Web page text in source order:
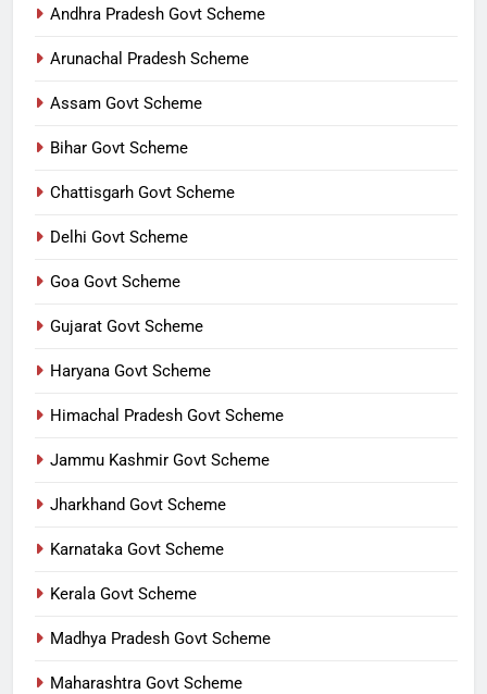
Andhra Pradesh Govt Scheme
Arunachal Pradesh Scheme
Assam Govt Scheme
Bihar Govt Scheme
Chattisgarh Govt Scheme
Delhi Govt Scheme
Goa Govt Scheme
Gujarat Govt Scheme
Haryana Govt Scheme
Himachal Pradesh Govt Scheme
Jammu Kashmir Govt Scheme
Jharkhand Govt Scheme
Karnataka Govt Scheme
Kerala Govt Scheme
Madhya Pradesh Govt Scheme
Maharashtra Govt Scheme